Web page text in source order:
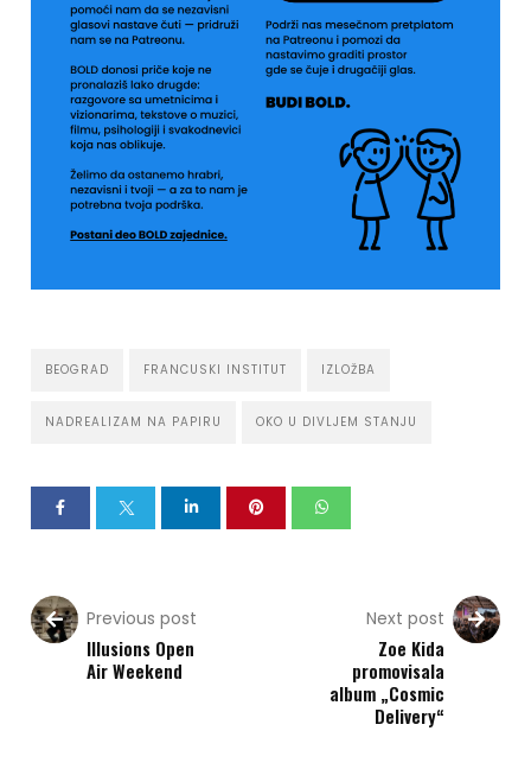
BEOGRAD FRANCUSKI INSTITUT IZLOŽBA
NADREALIZAM NA PAPIRU OKO U DIVLJEM STANJU
Previous post
Illusions Open
Air Weekend
Next post
Zoe Kida
promovisala
album „Cosmic
Delivery“